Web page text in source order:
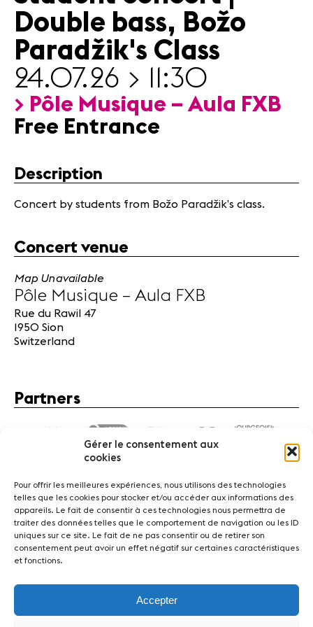
Gérer le consentement aux
cookies
Pour offrir les meilleures expériences, nous utilisons des technologies
telles que les cookies pour stocker et/ou accéder aux informations des
appareils. Le fait de consentir à ces technologies nous permettra de
traiter des données telles que le comportement de navigation ou les ID
uniques sur ce site. Le fait de ne pas consentir ou de retirer son
consentement peut avoir un effet négatif sur certaines caractéristiques
et fonctions.
Accepter
Partners
News
Concerts
Volunteers
Media
About us
Contact
Double bass, Božo
Paradžik's Class
24.07.26 > 11:30
> Pôle Musique – Aula FXB
Free Entrance
Description
Concert by students from Božo Paradžik’s class.
Concert venue
Map Unavailable
Pôle Musique – Aula FXB
Rue du Rawil 47
1950 Sion
Switzerland
Partners
News Concerts Volunteers